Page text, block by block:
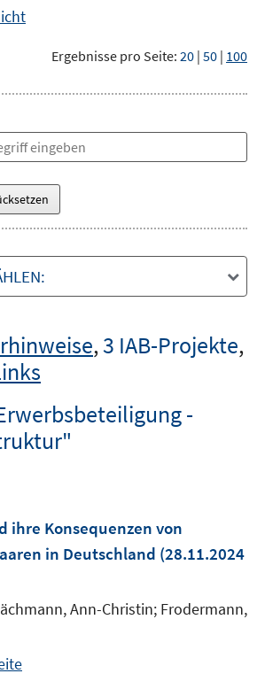
Ergebnisse pro Seite: 20 | 50 | 100
,3 IAB-Projekte,
-
ihre Konsequenzen von
in Deutschland (28.11.2024
Ann-Christin; Frodermann,